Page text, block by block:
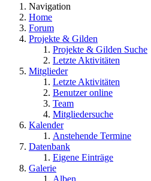
Navigation
Home
Forum
Projekte & Gilden
Projekte & Gilden Suche
Letzte Aktivitäten
Mitglieder
Letzte Aktivitäten
Benutzer online
Team
Mitgliedersuche
Kalender
Anstehende Termine
Datenbank
Eigene Einträge
Galerie
Alben